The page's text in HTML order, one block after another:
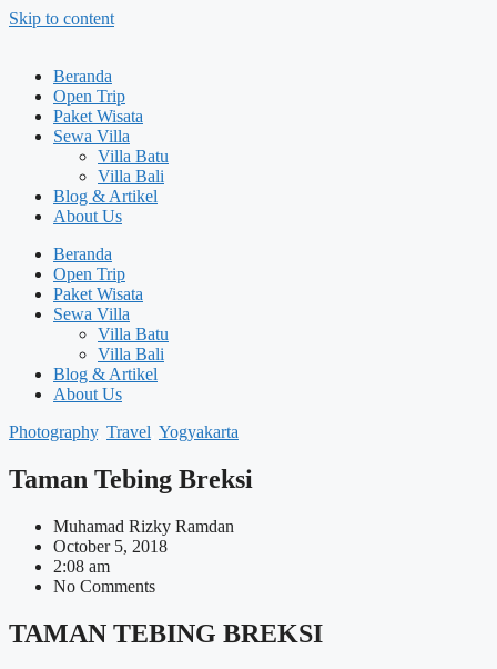
Skip to content
Beranda
Open Trip
Paket Wisata
Sewa Villa
Villa Batu
Villa Bali
Blog & Artikel
About Us
Beranda
Open Trip
Paket Wisata
Sewa Villa
Villa Batu
Villa Bali
Blog & Artikel
About Us
Photography, Travel Yogyakarta
Taman Tebing Breksi
Muhamad Rizky Ramdan
October 5, 2018
2:08 am
No Comments
TAMAN TEBING BREKSI